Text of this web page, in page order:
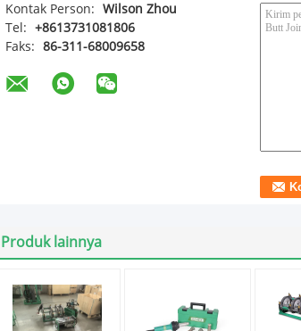
Kontak Person: Wilson Zhou
Tel: +8613731081806
Faks: 86-311-68009658
Produk lainnya